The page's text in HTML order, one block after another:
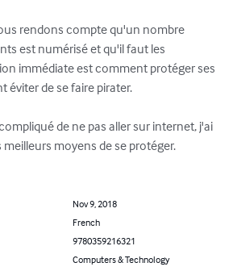
rendons compte qu'un nombre
est numérisé et qu'il faut les
immédiate est comment protéger ses
de se faire pirater.
de ne pas aller sur internet, j'ai
moyens de se protéger.
Nov 9, 2018
French
9780359216321
Computers & Technology